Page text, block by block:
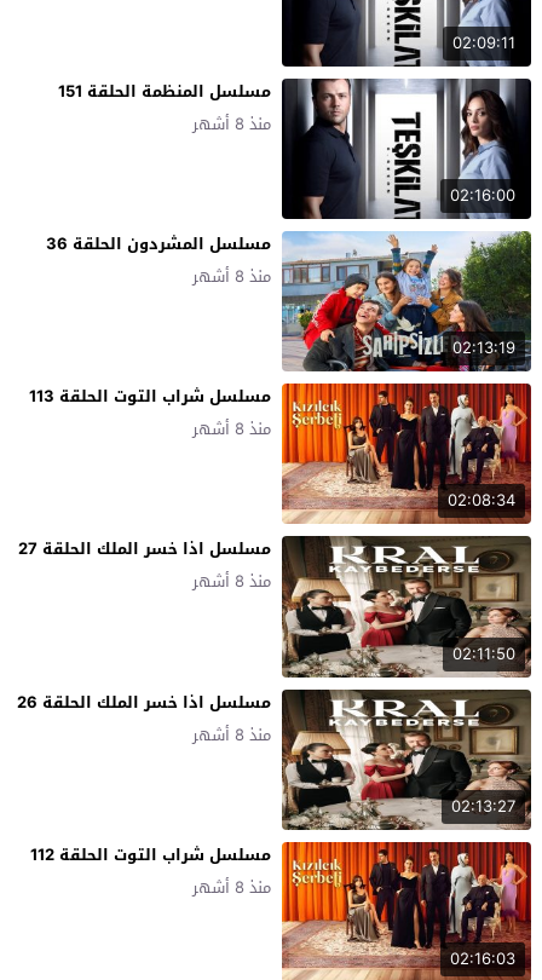
02:09:11
02:16:00
مسلسل المنظمة الحلقة 151
منذ 8 أشهر
02:13:19
مسلسل المشردون الحلقة 36
منذ 8 أشهر
02:08:34
مسلسل شراب التوت الحلقة 113
منذ 8 أشهر
02:11:50
مسلسل اذا خسر الملك الحلقة 27
منذ 8 أشهر
02:13:27
مسلسل اذا خسر الملك الحلقة 26
منذ 8 أشهر
02:16:03
مسلسل شراب التوت الحلقة 112
منذ 8 أشهر